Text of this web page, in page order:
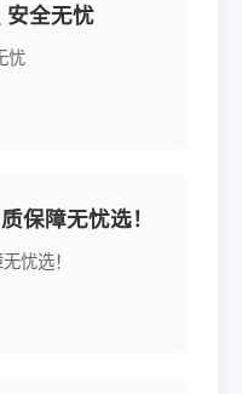
安全无忧
忧
保障无忧选！
忧选！